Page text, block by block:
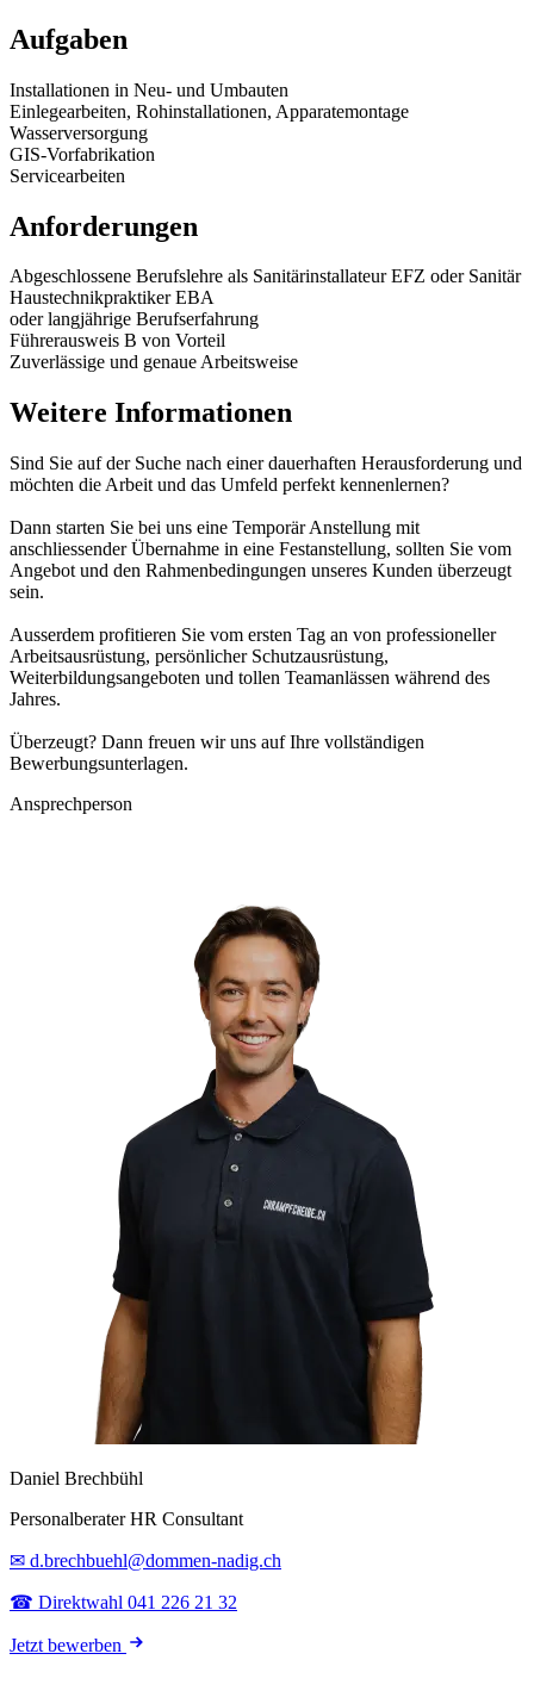
Aufgaben
Installationen in Neu- und Umbauten
Einlegearbeiten, Rohinstallationen, Apparatemontage
Wasserversorgung
GIS-Vorfabrikation
Servicearbeiten
Anforderungen
Abgeschlossene Berufslehre als Sanitärinstallateur EFZ oder Sanitär
Haustechnikpraktiker EBA
oder langjährige Berufserfahrung
Führerausweis B von Vorteil
Zuverlässige und genaue Arbeitsweise
Weitere Informationen
Sind Sie auf der Suche nach einer dauerhaften Herausforderung und
möchten die Arbeit und das Umfeld perfekt kennenlernen?
Dann starten Sie bei uns eine Temporär Anstellung mit
anschliessender Übernahme in eine Festanstellung, sollten Sie vom
Angebot und den Rahmenbedingungen unseres Kunden überzeugt
sein.
Ausserdem profitieren Sie vom ersten Tag an von professioneller
Arbeitsausrüstung, persönlicher Schutzausrüstung,
Weiterbildungsangeboten und tollen Teamanlässen während des
Jahres.
Überzeugt? Dann freuen wir uns auf Ihre vollständigen
Bewerbungsunterlagen.
Ansprechperson
Daniel Brechbühl
Personalberater HR Consultant
✉ d.brechbuehl@dommen-nadig.ch
☎ Direktwahl 041 226 21 32
Jetzt bewerben